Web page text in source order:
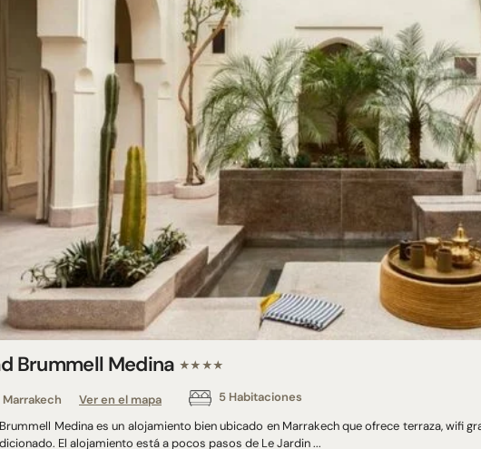
Brummell Medina ★★★★
Marrakech Ver en el mapa 5 Habitaciones
Medina es un alojamiento bien ubicado en Marrakech que ofrece terraza, wifi
El alojamiento está a pocos pasos de Le Jardin ...